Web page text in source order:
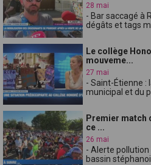
28 mai
- Bar saccagé à
dégâts et tags
Le collège
mouveme...
27 mai
- Saint-Étienne :
municipal et du
Premier match
ce ...
26 mai
- Alerte
bassin